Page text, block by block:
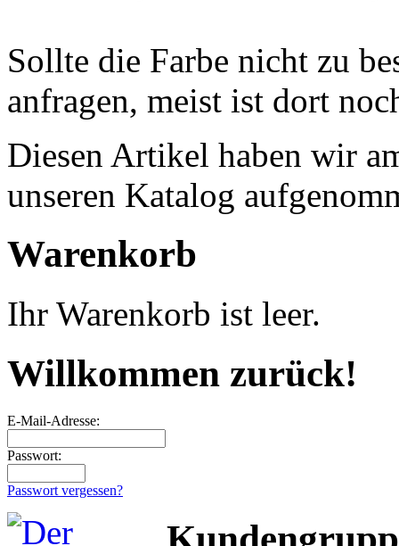
Sollte die Farbe nicht zu
anfragen, meist ist dort
Diesen Artikel haben wir
unseren Katalog
Warenkorb
Ihr Warenkorb ist leer.
Willkommen zurück!
E-Mail-Adresse:
Passwort:
Passwort vergessen?